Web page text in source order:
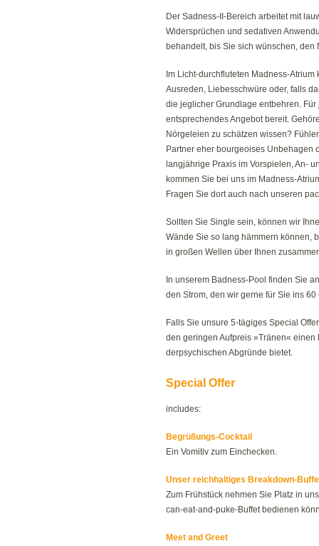
Der Sadness-II-Bereich arbeitet mit
Widersprüchen und sedativen
behandelt, bis Sie sich wünschen,
Im Licht-durchfluteten Madness-
Ausreden, Liebesschwüre oder, falls
die jeglicher Grundlage entbehren.
entsprechendes Angebot bereit.
Nörgeleien zu schätzen wissen?
Partner eher bourgeoises Unbehagen
langjährige Praxis im Vorspielen, An-
kommen Sie bei uns im Madness-
Fragen Sie dort auch nach unseren
Sollten Sie Single sein, können wir
Wände Sie so lang hämmern können,
in großen Wellen über Ihnen
In unserem Badness-Pool finden Sie
den Strom, den wir gerne für Sie ins
Falls Sie unsure 5-tägiges Special
den geringen Aufpreis »Tränen«
derpsychischen Abgründe bietet.
Special Offer
includes:
Begrüßungs-Cocktail
Ein Vomitiv zum Einchecken.
Unser reichhaltiges Breakdown-
Zum Frühstück nehmen Sie Platz in
can-eat-and-puke-Buffet bedienen
Meet and Greet